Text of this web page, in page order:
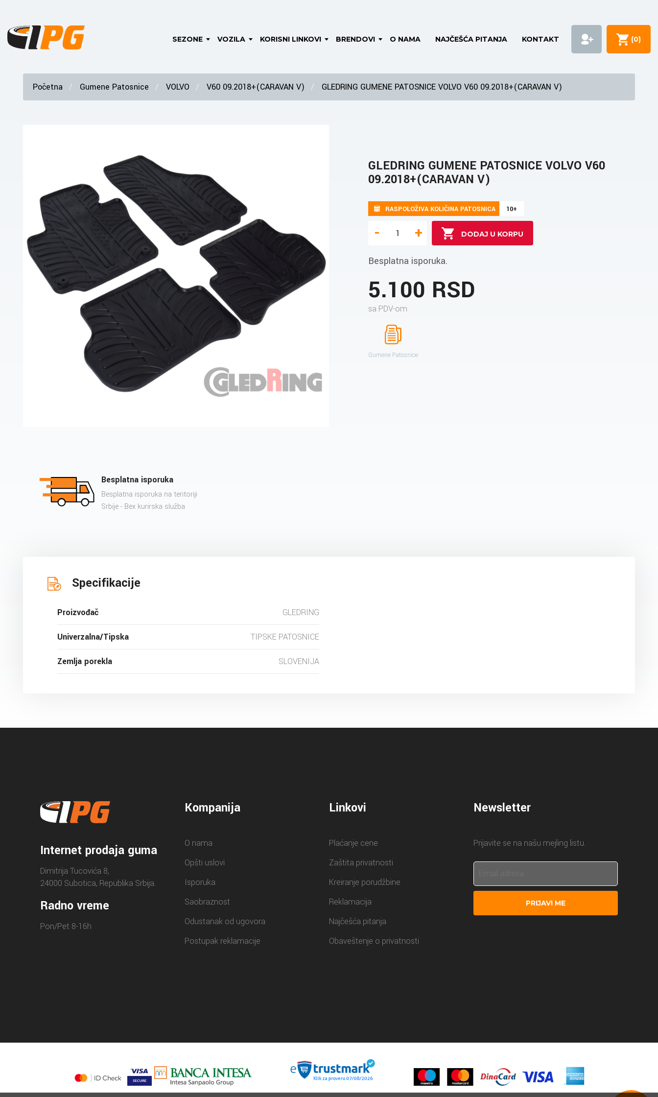
SEZONE VOZILA KORISNI LINKOVI BRENDOVI O NAMA NAJČEŠĆA PITANJA KONTAKT (0)
Početna Gumene Patosnice VOLVO V60 09.2018+(CARAVAN V) GLEDRING GUMENE PATOSNICE VOLVO V60 09.2018+(CARAVAN V)
GLEDRING GUMENE PATOSNICE VOLVO V60
09.2018+(CARAVAN V)
RASPOLOŽIVA KOLIČINA PATOSNICA 10+
- +
Besplatna isporuka.
5.100 RSD
sa PDV-om
Gumene Patosnice
Besplatna isporuka
Besplatna isporuka na teritoriji
Srbije - Bex kurirska služba
Specifikacije
Proizvođač GLEDRING
Univerzalna/Tipska TIPSKE PATOSNICE
Zemlja porekla SLOVENIJA
Internet prodaja guma
Dimitrija Tucovića 8,
24000 Subotica, Republika Srbija.
Radno vreme
Pon/Pet 8-16h
Kompanija
O nama
Opšti uslovi
Isporuka
Saobraznost
Odustanak od ugovora
Postupak reklamacije
Linkovi
Plaćanje cene
Zaštita privatnosti
Kreiranje porudžbine
Reklamacija
Najčešća pitanja
Obaveštenje o privatnosti
Newsletter
Prijavite se na našu mejling listu.
PRIJAVI ME